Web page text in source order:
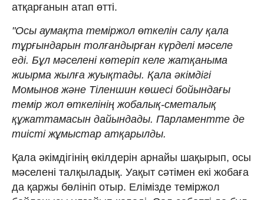
атқарғанын атап өтті.
"Осы аумақта теміржол өткелін салу қала
тұрғындарын толғандырған күрделі мәселе
еді. Бұл мәселені көтеріп келе жатқаныма
жиырма жылға жуықтады. Қала әкімдігі
Момынов және Тіленшин көшесі бойындағы
темір жол өткелінің жобалық-сметалық
құжаттамасын дайындады. Парламентте де
тиісті жұмыстар атқарылды.
Қала әкімдігінің өкілдерін арнайы шақырып, осы
мәселені талқыладық. Уақыт сәтімен екі жобаға
да қаржы бөлініп отыр. Елімізде теміржол